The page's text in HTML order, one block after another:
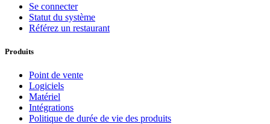
Se connecter
Statut du système
Référez un restaurant
Produits
Point de vente
Logiciels
Matériel
Intégrations
Politique de durée de vie des produits